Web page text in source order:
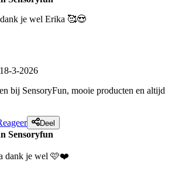
je wel Erika 🥰😍
18-3-2026
bij SensoryFun, mooie producten en altijd
Deel
Sensoryfun
dank je wel 🩷❤️